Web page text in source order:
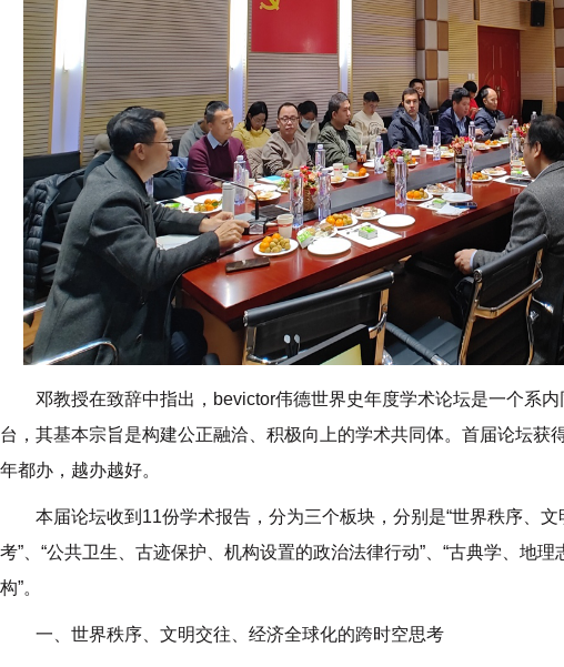
邓教授在致辞中指出，bevictor伟德世界史年度学术论坛是一个系
台，其基本宗旨是构建公正融洽、积极向上的学术共同体。首届论坛获
年都办，越办越好。
本届论坛收到11份学术报告，分为三个板块，分别是“世界秩序、
考”、“公共卫生、古迹保护、机构设置的政治法律行动”、“古典学、地
构”。
一、世界秩序、文明交往、经济全球化的跨时空思考